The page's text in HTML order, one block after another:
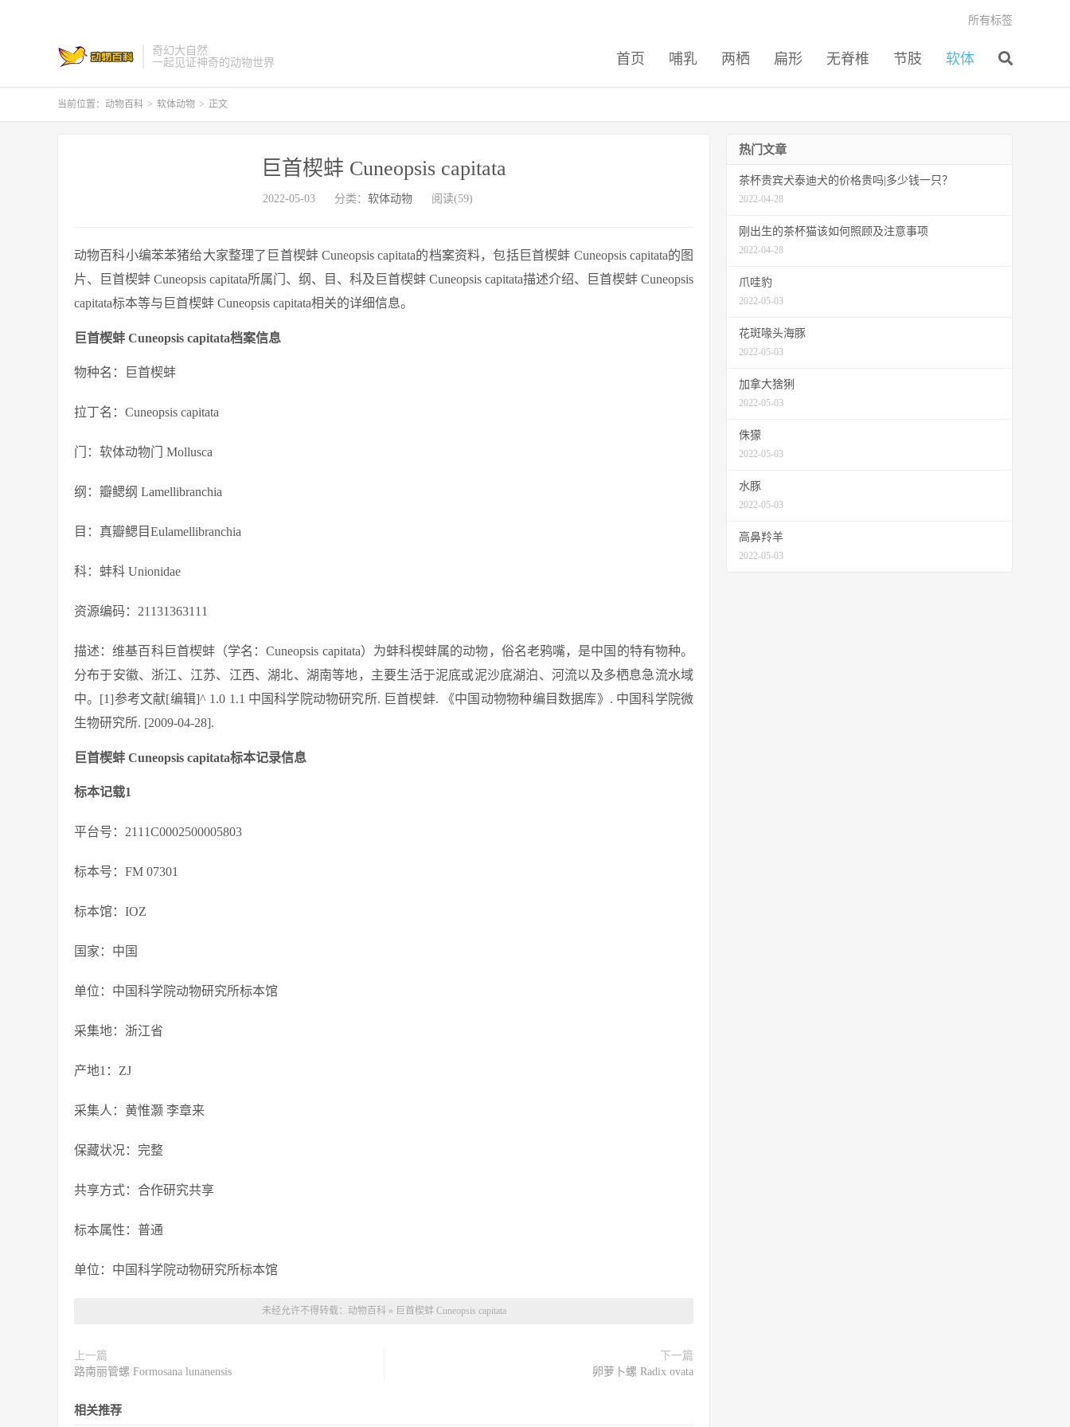
奇幻大自然
一起见证神奇的动物世界
首页 哺乳 两栖 扁形 无脊椎 节肢 软体
所有标签
当前位置： 动物百科 > 软体动物 > 正文
巨首楔蚌 Cuneopsis capitata
2022-05-03 分类： 软体动物 阅读(59)
动物百科小编苯苯猪给大家整理了巨首楔蚌 Cuneopsis capitata的档案资料，包括巨首楔蚌 Cuneopsis capitata的图
片、巨首楔蚌 Cuneopsis capitata所属门、纲、目、科及巨首楔蚌 Cuneopsis capitata描述介绍、巨首楔蚌 Cuneopsis
capitata标本等与巨首楔蚌 Cuneopsis capitata相关的详细信息。
巨首楔蚌 Cuneopsis capitata档案信息
物种名：巨首楔蚌
拉丁名：Cuneopsis capitata
门：软体动物门 Mollusca
纲：瓣鳃纲 Lamellibranchia
目：真瓣鳃目Eulamellibranchia
科：蚌科 Unionidae
资源编码：21131363111
描述：维基百科巨首楔蚌（学名：Cuneopsis capitata）为蚌科楔蚌属的动物，俗名老鸦嘴，是中国的特有物种。
分布于安徽、浙江、江苏、江西、湖北、湖南等地，主要生活于泥底或泥沙底湖泊、河流以及多栖息急流水域
中。[1]参考文献[编辑]^ 1.0 1.1 中国科学院动物研究所. 巨首楔蚌. 《中国动物物种编目数据库》. 中国科学院微
生物研究所. [2009-04-28].
巨首楔蚌 Cuneopsis capitata标本记录信息
标本记载1
平台号：2111C0002500005803
标本号：FM 07301
标本馆：IOZ
国家：中国
单位：中国科学院动物研究所标本馆
采集地：浙江省
产地1：ZJ
采集人：黄惟灏 李章来
保藏状况：完整
共享方式：合作研究共享
标本属性：普通
单位：中国科学院动物研究所标本馆
未经允许不得转载： 动物百科 » 巨首楔蚌 Cuneopsis capitata
上一篇
路南丽管螺 Formosana lunanensis
下一篇
卵萝卜螺 Radix ovata
相关推荐
热门文章
茶杯贵宾犬泰迪犬的价格贵吗|多少钱一只？
2022-04-28
刚出生的茶杯猫该如何照顾及注意事项
2022-04-28
爪哇豹
2022-05-03
花斑喙头海豚
2022-05-03
加拿大猞猁
2022-05-03
侏獴
2022-05-03
水豚
2022-05-03
高鼻羚羊
2022-05-03